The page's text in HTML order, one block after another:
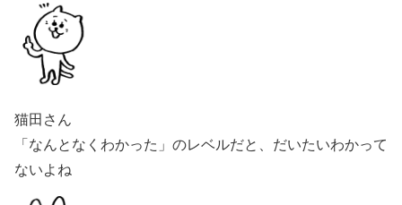
猫田さん
「なんとなくわかった」のレベルだと、だいたいわかって
ないよね